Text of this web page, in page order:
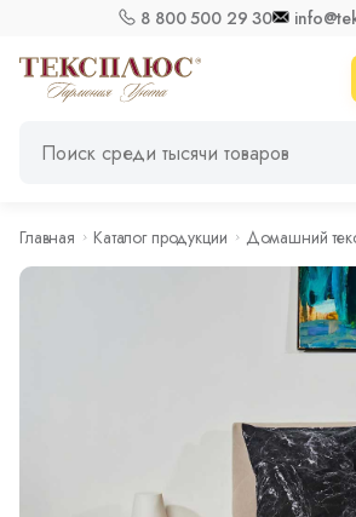
8 800 500 29 30
Главная Каталог продукции Домашний